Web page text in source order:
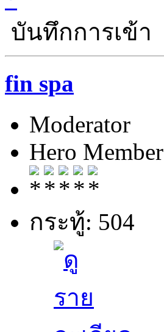
บันทึกการเข้า
fin spa
Moderator
Hero Member
กระทู้: 504